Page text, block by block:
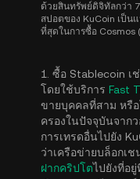
ด้วยสินทรัพย์ดิจิทัลกว่า
สปอตของ KuCoin เป็น
ที่สุดในการซื้อ Cosmos
1. ซื้อ Stablecoin เ
โดยใช้บริการ Fast
ขายบุคคลที่สาม หรื
ครองในปัจจุบันจาก
การเทรดอื่นไปยัง
ว่าเครือข่ายบล็อกเช
ฝากคริปโตไปยังที่อ